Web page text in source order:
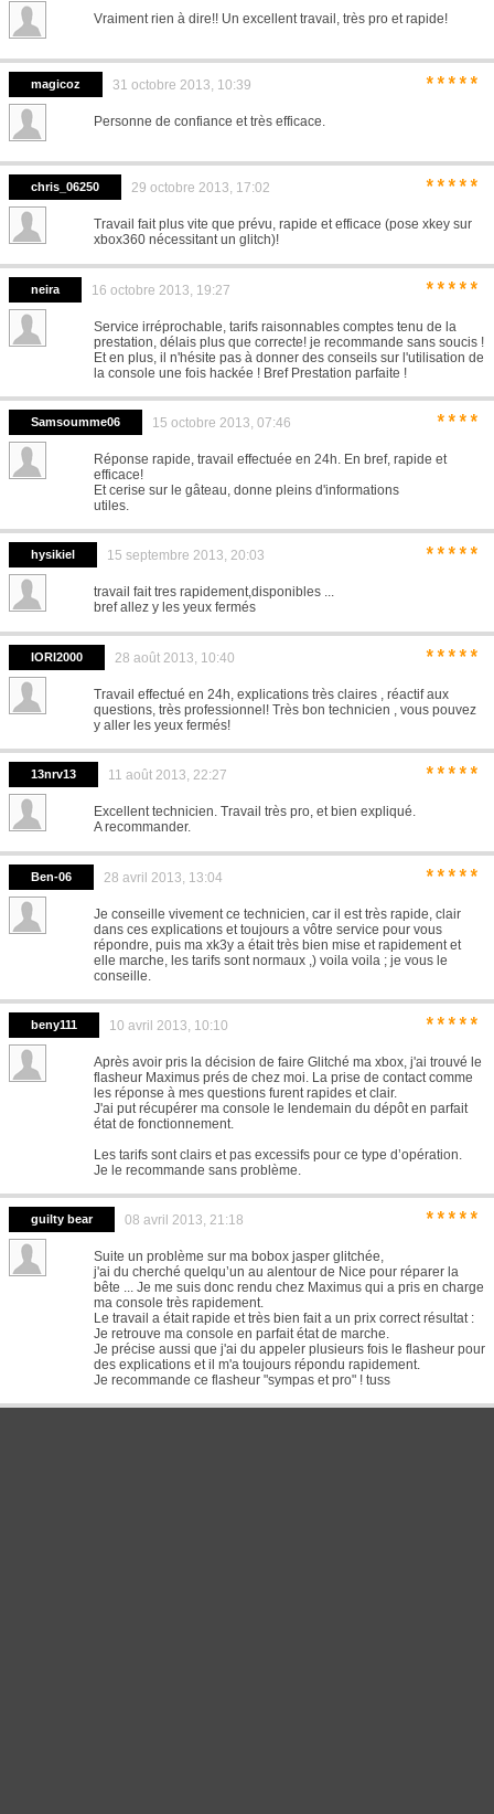
Vraiment rien à dire!! Un excellent travail, très pro et rapide!
magicoz 31 octobre 2013, 10:39 *****
Personne de confiance et très efficace.
chris_06250 29 octobre 2013, 17:02 *****
Travail fait plus vite que prévu, rapide et efficace (pose xkey sur
xbox360 nécessitant un glitch)!
neira 16 octobre 2013, 19:27 *****
Service irréprochable, tarifs raisonnables comptes tenu de la
prestation, délais plus que correcte! je recommande sans soucis !
Et en plus, il n'hésite pas à donner des conseils sur l'utilisation de
la console une fois hackée ! Bref Prestation parfaite !
Samsoumme06 15 octobre 2013, 07:46 ****
Réponse rapide, travail effectuée en 24h. En bref, rapide et
efficace!
Et cerise sur le gâteau, donne pleins d'informations
utiles.
hysikiel 15 septembre 2013, 20:03 *****
travail fait tres rapidement,disponibles ...
bref allez y les yeux fermés
IORI2000 28 août 2013, 10:40 *****
Travail effectué en 24h, explications très claires , réactif aux
questions, très professionnel! Très bon technicien , vous pouvez
y aller les yeux fermés!
13nrv13 11 août 2013, 22:27 *****
Excellent technicien. Travail très pro, et bien expliqué.
A recommander.
Ben-06 28 avril 2013, 13:04 *****
Je conseille vivement ce technicien, car il est très rapide, clair
dans ces explications et toujours a vôtre service pour vous
répondre, puis ma xk3y a était très bien mise et rapidement et
elle marche, les tarifs sont normaux ,) voila voila ; je vous le
conseille.
beny111 10 avril 2013, 10:10 *****
Après avoir pris la décision de faire Glitché ma xbox, j'ai trouvé le
flasheur Maximus prés de chez moi. La prise de contact comme
les réponse à mes questions furent rapides et clair.
J'ai put récupérer ma console le lendemain du dépôt en parfait
état de fonctionnement.
Les tarifs sont clairs et pas excessifs pour ce type d’opération.
Je le recommande sans problème.
guilty bear 08 avril 2013, 21:18 *****
Suite un problème sur ma bobox jasper glitchée,
j'ai du cherché quelqu’un au alentour de Nice pour réparer la
bête ... Je me suis donc rendu chez Maximus qui a pris en charge
ma console très rapidement.
Le travail a était rapide et très bien fait a un prix correct résultat :
Je retrouve ma console en parfait état de marche.
Je précise aussi que j'ai du appeler plusieurs fois le flasheur pour
des explications et il m'a toujours répondu rapidement.
Je recommande ce flasheur "sympas et pro" ! tuss